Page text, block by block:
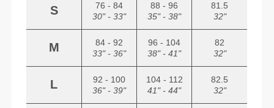
S
76 - 84
30" - 33"
88 - 96
35" - 38"
81.5
32"
M
84 - 92
33" - 36"
96 - 104
38" - 41"
82
32"
L
92 - 100
36" - 39"
104 - 112
41" - 44"
82.5
32"